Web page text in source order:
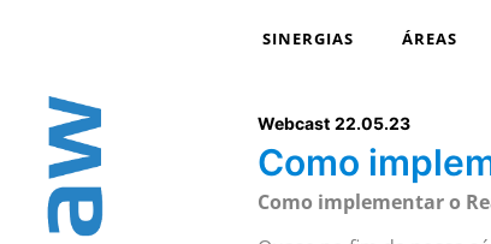
SINERGIAS ÁREAS
Webcast 22.05.23
Como
Como implementar o